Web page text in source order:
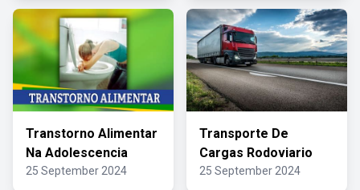
Transtorno Alimentar
Na Adolescencia
25 September 2024
Transporte De
Cargas Rodoviario
25 September 2024